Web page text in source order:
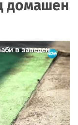
домашен